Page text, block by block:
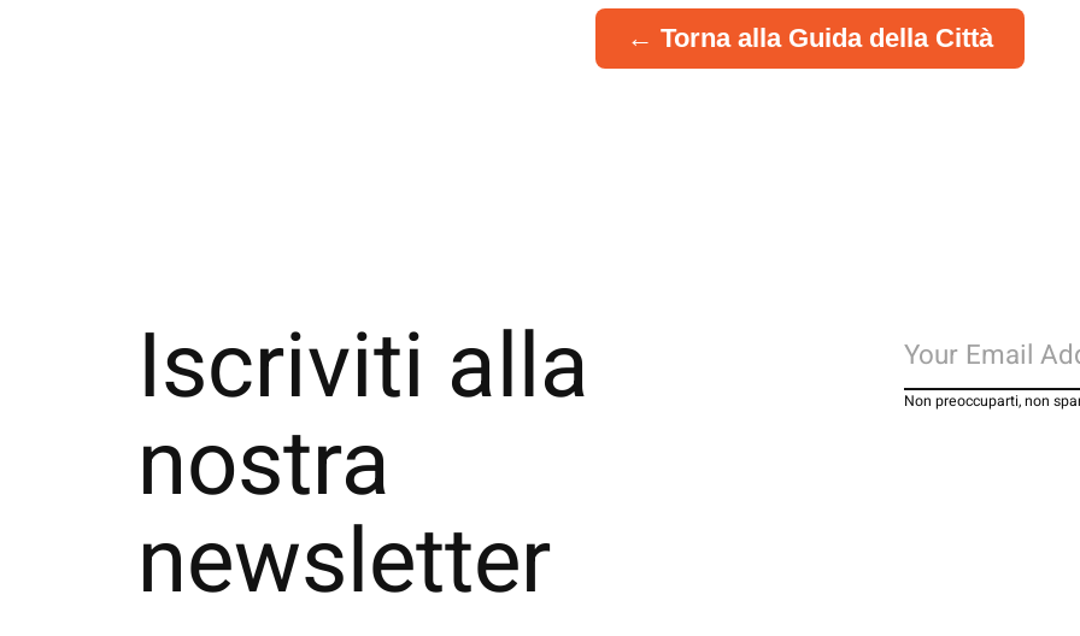
← Torna alla Guida della Città
Iscriviti alla
nostra
newsletter
Non preoccuparti, non